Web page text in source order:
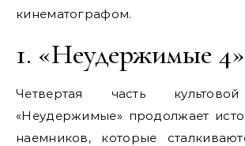
кинематографом.
1. «Неудержимые 4»
Четвертая часть
«Неудержимые» продолжает
наемников, которые